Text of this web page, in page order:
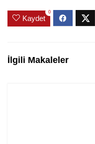
Kaydet
0
İlgili Makaleler